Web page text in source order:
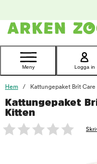
Kontakta
Meny Logga in
Hem Kattungepaket Brit
Kattungepaket
Kitten
foo